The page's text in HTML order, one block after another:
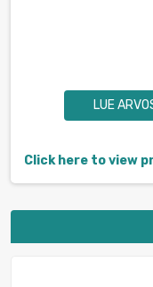
LUE
Click here to view